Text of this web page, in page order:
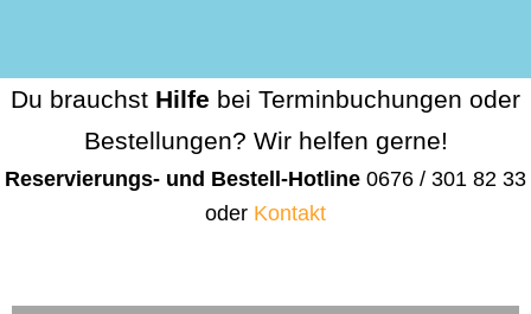
Du brauchst Hilfe bei Terminbuchungen oder
Bestellungen? Wir helfen gerne!
Reservierungs- und Bestell-Hotline 0676 / 301 82 33
oder Kontakt